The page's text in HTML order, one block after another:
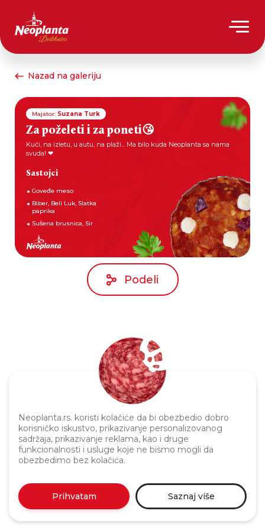
Neoplanta.rs. koristi kolačiće da bi obezbedio dobro
korisničko iskustvo, prikazivanje personalizovanog
sadržaja, prikazivanje reklama, kao i druge
funkcionalnosti i usluge koje ne bismo mogli da
obezbedimo bez kolačića.
Prihvatam Saznaj više
Nazad na galeriju
Majstor: Suzana Turk
Za poželeti i za poneti😘
Kući, na izletu, u autu, na plaži... Ma bilo kuda Neoplanta sa nama
svuda! ❤
Sastojci
Goveđe meso
Biber, Beli Luk, Slatka
paprika
Sušena brusnica, Sir
Podeli
Politika privatnosti